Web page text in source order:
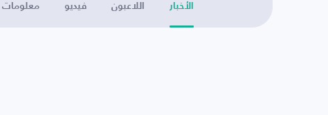
الأخبار اللاعبون فيديو معلومات